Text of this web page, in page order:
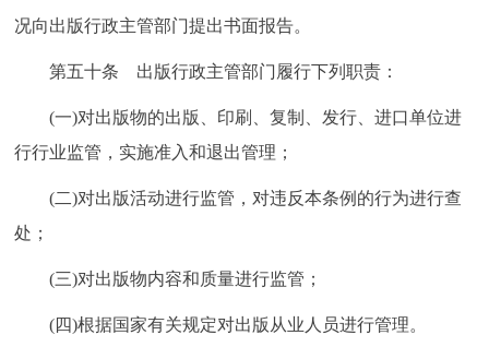
况向出版行政主管部门提出书面报告。
第五十条 出版行政主管部门履行下列职责：
(一)对出版物的出版、印刷、复制、发行、进口单位进
行行业监管，实施准入和退出管理；
(二)对出版活动进行监管，对违反本条例的行为进行查
处；
(三)对出版物内容和质量进行监管；
(四)根据国家有关规定对出版从业人员进行管理。